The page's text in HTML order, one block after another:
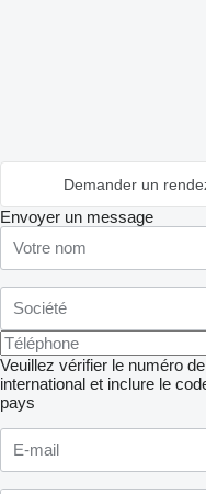
Demander un
Envoyer un message
Veuillez vérifier le numéro
international et inclure le
pays